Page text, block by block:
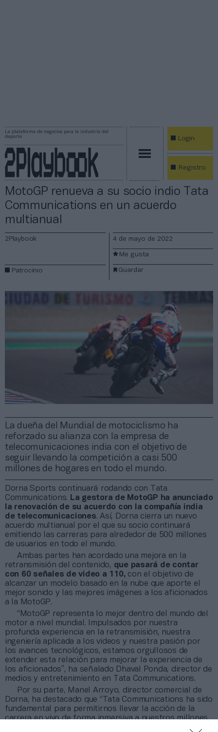
La plataforma de negocios para la industria del
deporte
Login
Registro
MotoGP renueva a su socio indio Tata
Communications en un acuerdo
multianual
La dueña del Mundial de motociclismo ha
reforzado su alianza con la empresa de
telecomunicaciones india con el objetivo de
seguir llevando la competición a casi 500
millones de hogares en todo el mundo.
2Playbook
Patrocinio
4 de mayo de 2022
Guardar
Me gusta
Dorna Sports continuará rodando con Tata
Communications. La gestora de MotoGP ha anunciado
la renovación de su acuerdo con la compañía india
de telecomunicaciones. Así, Dorna cierra un nuevo
acuerdo multianual por el que su socio continuará
emitiendo las carreras para alrededor de 500 millones
de usuarios en todo el mundo.
Ambas partes han acordado una mejora en la
retransmisión del contenido, que pasará de contar
con 60 señales de video a 110, con el objetivo de
alcanzar un modelo basado en la nube que aporte el
mejor sonido y las mejores imágenes a los aficionados
a la MotoGP.
“MotoGP representa lo mejor dentro del mundo del
motor a nivel mundial. Impulsados ​​por nuestra
profunda experiencia en la retransmisión, nuestra
ingeniería aplicada a los videos y nuestra pasión por
los avances tecnológicos, estamos orgullosos de
extender esta relación para mejorar la experiencia de
los aficionados”, ha señalado Dhaval Ponda, director de
medios y entretenimiento en Tata Communications.
Por su parte, Manel Arroyo, director comercial de
Dorna, ha destacado que “Tata Communications ha sido
fundamental para permitirnos llevar la acción de la
carrera en vivo de forma inmersiva a nuestros millones